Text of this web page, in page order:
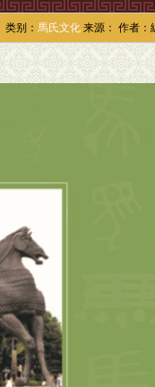
类别： 馬氏文化 来源： 作者：